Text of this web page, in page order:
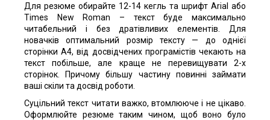
Для резюме обирайте 12-14 кегль та шрифт Arial або
Times New Roman – текст буде максимально
читабельний і без дратівливих елементів. Для
новачків оптимальний розмір тексту — до однієї
сторінки А4, від досвідчених програмістів чекають на
текст побільше, але краще не перевищувати 2-х
сторінок. Причому більшу частину повинні займати
ваші скіли та досвід роботи.
Суцільний текст читати важко, втомлююче і не цікаво.
Оформлюйте резюме таким чином, щоб воно було